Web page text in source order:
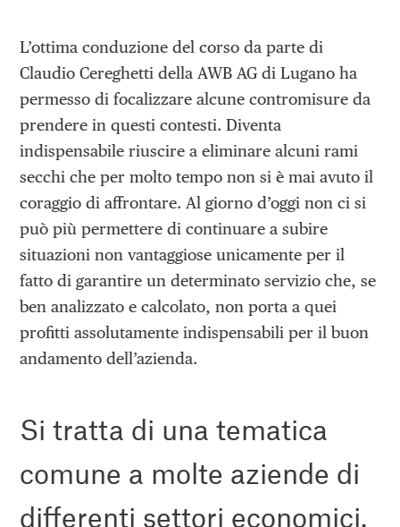
L’ottima conduzione del corso da parte di
Claudio Cereghetti della AWB AG di Lugano ha
permesso di focalizzare alcune contromisure da
prendere in questi contesti. Diventa
indispensabile riuscire a eliminare alcuni rami
secchi che per molto tempo non si è mai avuto il
coraggio di affrontare. Al giorno d’oggi non ci si
può più permettere di continuare a subire
situazioni non vantaggiose unicamente per il
fatto di garantire un determinato servizio che, se
ben analizzato e calcolato, non porta a quei
profitti assolutamente indispensabili per il buon
andamento dell’azienda.
Si tratta di una tematica
comune a molte aziende di
differenti settori economici.